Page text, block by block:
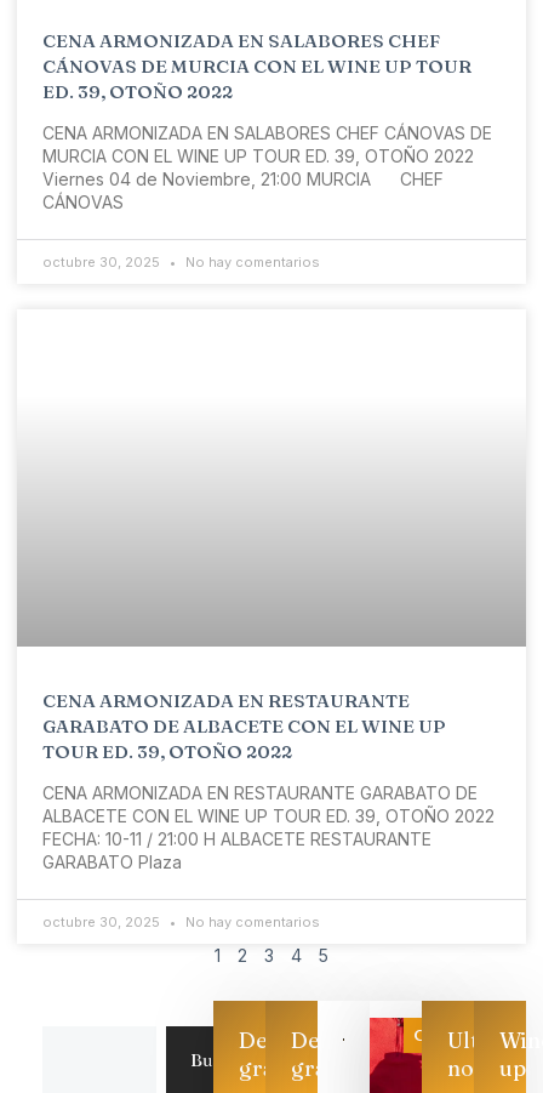
CENA ARMONIZADA EN SALABORES CHEF
CÁNOVAS DE MURCIA CON EL WINE UP TOUR
ED. 39, OTOÑO 2022
CENA ARMONIZADA EN SALABORES CHEF CÁNOVAS DE
MURCIA CON EL WINE UP TOUR ED. 39, OTOÑO 2022
Viernes 04 de Noviembre, 21:00 MURCIA CHEF
CÁNOVAS
octubre 30, 2025 No hay comentarios
CENA ARMONIZADA EN RESTAURANTE
GARABATO DE ALBACETE CON EL WINE UP
TOUR ED. 39, OTOÑO 2022
CENA ARMONIZADA EN RESTAURANTE GARABATO DE
ALBACETE CON EL WINE UP TOUR ED. 39, OTOÑO 2022
FECHA: 10-11 / 21:00 H ALBACETE RESTAURANTE
GARABATO Plaza
octubre 30, 2025 No hay comentarios
1 2 3 4 5
Buscar
Descarga
gratis
Descarga
gratis
CategoríaUltimas
noticias
up